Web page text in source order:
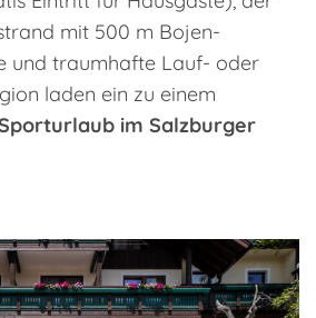
mit 500 m Bojen-
und traumhafte Lauf- oder
laden ein zu einem
im Salzburger